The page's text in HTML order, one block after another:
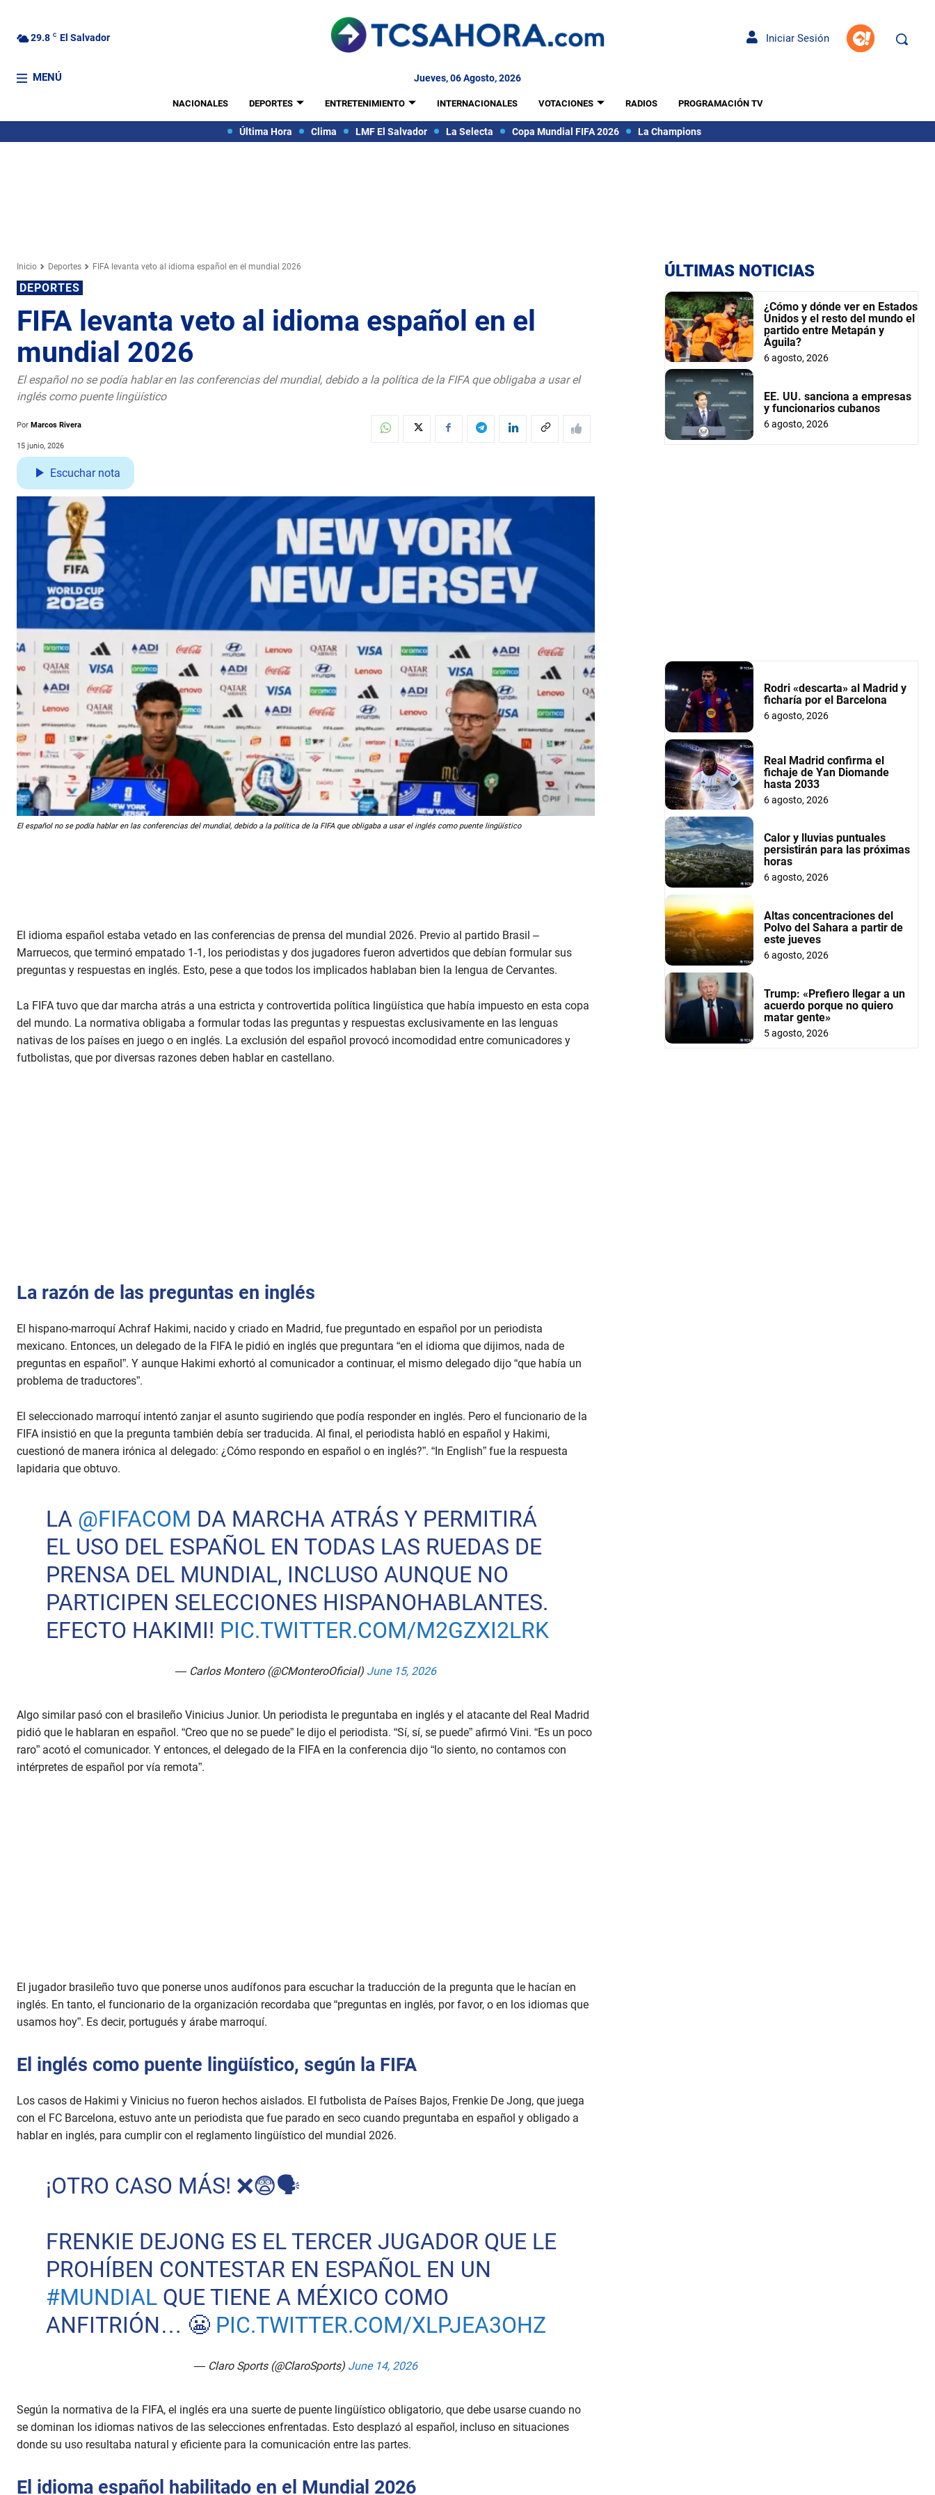
29.8 C El Salvador Iniciar Sesión
MENÚ Jueves, 06 Agosto, 2026
NACIONALES DEPORTES ENTRETENIMIENTO INTERNACIONALES VOTACIONES RADIOS PROGRAMACIÓN TV
Última Hora Clima LMF El Salvador La Selecta Copa Mundial FIFA 2026 La Champions
Inicio Deportes FIFA levanta veto al idioma español en el mundial 2026
DEPORTES
FIFA levanta veto al idioma español en el
mundial 2026
El español no se podía hablar en las conferencias del mundial, debido a la política de la FIFA que obligaba a usar el
inglés como puente lingüístico
Por Marcos Rivera
15 junio, 2026
Escuchar nota
El español no se podía hablar en las conferencias del mundial, debido a la política de la FIFA que obligaba a usar el inglés como puente lingüístico
El idioma español estaba vetado en las conferencias de prensa del mundial 2026. Previo al partido Brasil –
Marruecos, que terminó empatado 1-1, los periodistas y dos jugadores fueron advertidos que debían formular sus
preguntas y respuestas en inglés. Esto, pese a que todos los implicados hablaban bien la lengua de Cervantes.
La FIFA tuvo que dar marcha atrás a una estricta y controvertida política lingüística que había impuesto en esta copa
del mundo. La normativa obligaba a formular todas las preguntas y respuestas exclusivamente en las lenguas
nativas de los países en juego o en inglés. La exclusión del español provocó incomodidad entre comunicadores y
futbolistas, que por diversas razones deben hablar en castellano.
La razón de las preguntas en inglés
El hispano-marroquí Achraf Hakimi, nacido y criado en Madrid, fue preguntado en español por un periodista
mexicano. Entonces, un delegado de la FIFA le pidió en inglés que preguntara “en el idioma que dijimos, nada de
preguntas en español”. Y aunque Hakimi exhortó al comunicador a continuar, el mismo delegado dijo “que había un
problema de traductores”.
El seleccionado marroquí intentó zanjar el asunto sugiriendo que podía responder en inglés. Pero el funcionario de la
FIFA insistió en que la pregunta también debía ser traducida. Al final, el periodista habló en español y Hakimi,
cuestionó de manera irónica al delegado: ¿Cómo respondo en español o en inglés?”. “In English” fue la respuesta
lapidaria que obtuvo.
LA @FIFACOM DA MARCHA ATRÁS Y PERMITIRÁ
EL USO DEL ESPAÑOL EN TODAS LAS RUEDAS DE
PRENSA DEL MUNDIAL, INCLUSO AUNQUE NO
PARTICIPEN SELECCIONES HISPANOHABLANTES.
EFECTO HAKIMI! PIC.TWITTER.COM/M2GZXI2LRK
— Carlos Montero (@CMonteroOficial) June 15, 2026
Algo similar pasó con el brasileño Vinicius Junior. Un periodista le preguntaba en inglés y el atacante del Real Madrid
pidió que le hablaran en español. “Creo que no se puede” le dijo el periodista. “Sí, sí, se puede” afirmó Vini. “Es un poco
raro” acotó el comunicador. Y entonces, el delegado de la FIFA en la conferencia dijo “lo siento, no contamos con
intérpretes de español por vía remota”.
El jugador brasileño tuvo que ponerse unos audífonos para escuchar la traducción de la pregunta que le hacían en
inglés. En tanto, el funcionario de la organización recordaba que “preguntas en inglés, por favor, o en los idiomas que
usamos hoy”. Es decir, portugués y árabe marroquí.
El inglés como puente lingüístico, según la FIFA
Los casos de Hakimi y Vinicius no fueron hechos aislados. El futbolista de Países Bajos, Frenkie De Jong, que juega
con el FC Barcelona, estuvo ante un periodista que fue parado en seco cuando preguntaba en español y obligado a
hablar en inglés, para cumplir con el reglamento lingüístico del mundial 2026.
¡OTRO CASO MÁS! ❌😨🗣️
FRENKIE DEJONG ES EL TERCER JUGADOR QUE LE
PROHÍBEN CONTESTAR EN ESPAÑOL EN UN
#MUNDIALQUE TIENE A MÉXICO COMO
ANFITRIÓN… 😬 PIC.TWITTER.COM/XLPJEA3OHZ
— Claro Sports (@ClaroSports) June 14, 2026
Según la normativa de la FIFA, el inglés era una suerte de puente lingüístico obligatorio, que debe usarse cuando no
se dominan los idiomas nativos de las selecciones enfrentadas. Esto desplazó al español, incluso en situaciones
donde su uso resultaba natural y eficiente para la comunicación entre las partes.
El idioma español habilitado en el Mundial 2026
ÚLTIMAS NOTICIAS
¿Cómo y dónde ver en Estados
Unidos y el resto del mundo el
partido entre Metapán y
Águila?
6 agosto, 2026
EE. UU. sanciona a empresas
y funcionarios cubanos
6 agosto, 2026
Rodri «descarta» al Madrid y
ficharía por el Barcelona
6 agosto, 2026
Real Madrid confirma el
fichaje de Yan Diomande
hasta 2033
6 agosto, 2026
Calor y lluvias puntuales
persistirán para las próximas
horas
6 agosto, 2026
Altas concentraciones del
Polvo del Sahara a partir de
este jueves
6 agosto, 2026
Trump: «Prefiero llegar a un
acuerdo porque no quiero
matar gente»
5 agosto, 2026